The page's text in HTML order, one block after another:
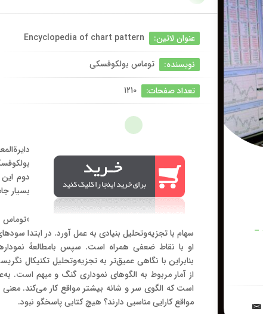
|
عنوان لاتین: Encyclopedia of chart pattern
نویسنده: توماس بولکوفسکی
تعداد صفحات: ۱۲۱۰
دوم
بسیار
«توماس
سهام با تجزیه‌وتحلیل بنیادی به عمل آورد. در ابتدا
او با نقاط ضعفی همراه است. سپس بامطالعۀ
بنابراین با نگاهی عمیق‌تر به تجزیه‌وتحلیل تکنیکال
از آمار مربوط به الگوهای نموداری گنگ و مبهم است.
است که الگوی سر و شانه بیشتر مواقع کار می‌کند.
مواقع کارایی مناسبی دارند؟ هیچ کتابی پاسخگو نبود.